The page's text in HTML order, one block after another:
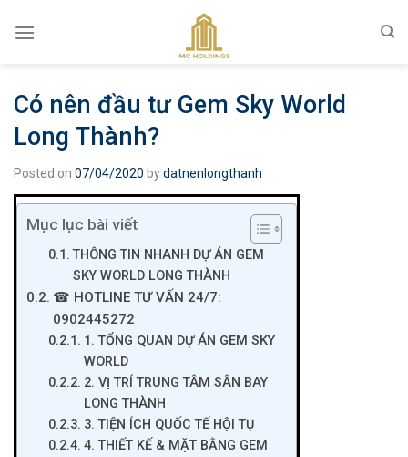
Có nên đầu tư Gem Sky World
Long Thành?
Posted on 07/04/2020 bydatnenlongthanh
Mục lục bài viết
THÔNG TIN NHANH DỰ ÁN GEM
SKY WORLD LONG THÀNH
☎ HOTLINE TƯ VẤN 24/7:
0902445272
1. TỔNG QUAN DỰ ÁN GEM SKY
WORLD
2. VỊ TRÍ TRUNG TÂM SÂN BAY
LONG THÀNH
3. TIỆN ÍCH QUỐC TẾ HỘI TỤ
4. THIẾT KẾ & MẶT BẰNG GEM